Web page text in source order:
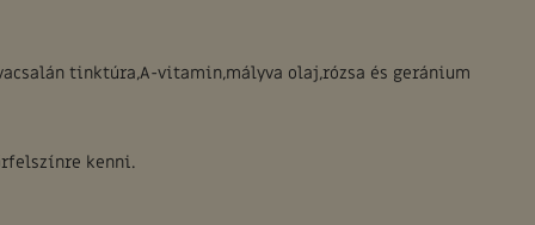
tinktúra,A-vitamin,mályva olaj,rózsa és geránium
kenni.